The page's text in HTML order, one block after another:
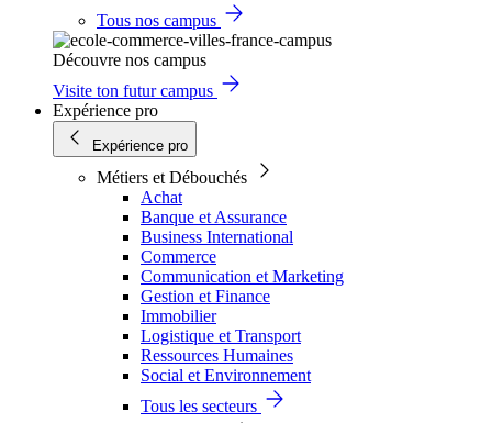
Tous nos campus
Découvre nos campus
Visite ton futur campus
Expérience pro
Expérience pro
Métiers et Débouchés
Achat
Banque et Assurance
Business International
Commerce
Communication et Marketing
Gestion et Finance
Immobilier
Logistique et Transport
Ressources Humaines
Social et Environnement
Tous les secteurs